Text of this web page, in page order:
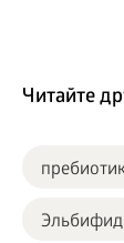
Читайте
Эльбифид